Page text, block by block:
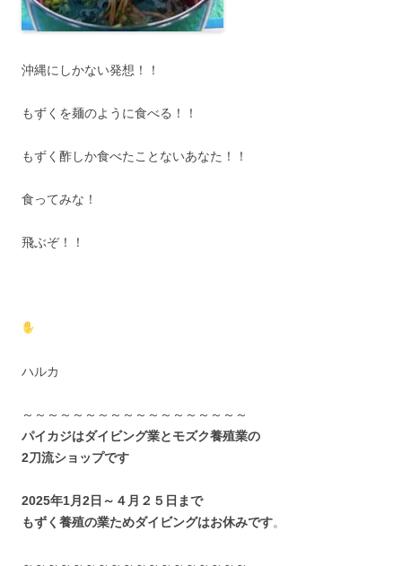
沖縄にしかない発想！！
もずくを麺のように食べる！！
もずく酢しか食べたことないあなた！！
食ってみな！
飛ぶぞ！！
ハルカ
～～～～～～～～～～～～～～～～～～
パイカジはダイビング業とモズク養殖業の
2刀流ショップです
2025年1月2日～４月２５日まで
もずく養殖の業ためダイビングはお休みです。